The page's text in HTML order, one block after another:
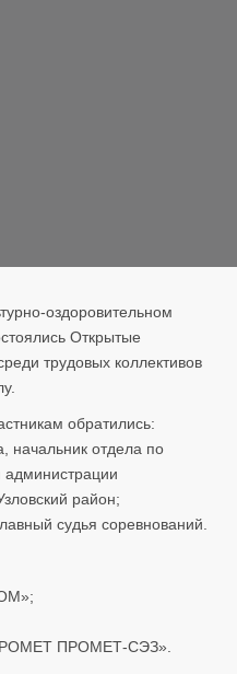
Открытые
трудовых коллективов
обратились:
начальник отдела по
администрации
район;
судья соревнований.
ПРОМЕТ‑СЭЗ».